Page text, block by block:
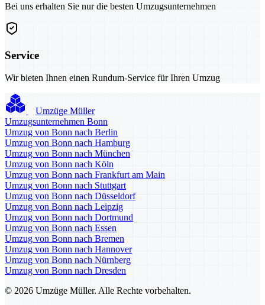
Bei uns erhalten Sie nur die besten Umzugsunternehmen
Service
Wir bieten Ihnen einen Rundum-Service für Ihren Umzug
Umzüge Müller
Umzugsunternehmen Bonn
Umzug von Bonn nach Berlin
Umzug von Bonn nach Hamburg
Umzug von Bonn nach München
Umzug von Bonn nach Köln
Umzug von Bonn nach Frankfurt am Main
Umzug von Bonn nach Stuttgart
Umzug von Bonn nach Düsseldorf
Umzug von Bonn nach Leipzig
Umzug von Bonn nach Dortmund
Umzug von Bonn nach Essen
Umzug von Bonn nach Bremen
Umzug von Bonn nach Hannover
Umzug von Bonn nach Nürnberg
Umzug von Bonn nach Dresden
© 2026 Umzüge Müller. Alle Rechte vorbehalten.